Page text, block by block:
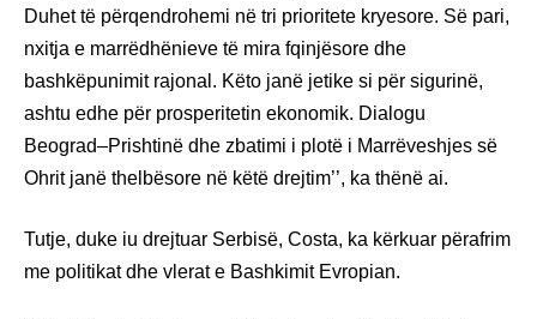
Duhet të përqendrohemi në tri prioritete kryesore. Së pari,
nxitja e marrëdhënieve të mira fqinjësore dhe
bashkëpunimit rajonal. Këto janë jetike si për sigurinë,
ashtu edhe për prosperitetin ekonomik. Dialogu
Beograd–Prishtinë dhe zbatimi i plotë i Marrëveshjes së
Ohrit janë thelbësore në këtë drejtim’’, ka thënë ai.
Tutje, duke iu drejtuar Serbisë, Costa, ka kërkuar përafrim
me politikat dhe vlerat e Bashkimit Evropian.